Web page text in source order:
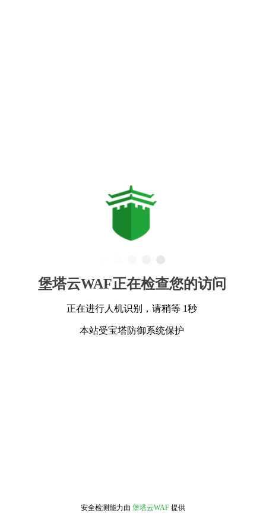
堡塔云WAF正在检查您的访问
正在进行人机识别，请稍等 1秒
本站受宝塔防御系统保护
安全检测能力由 堡塔云WAF 提供